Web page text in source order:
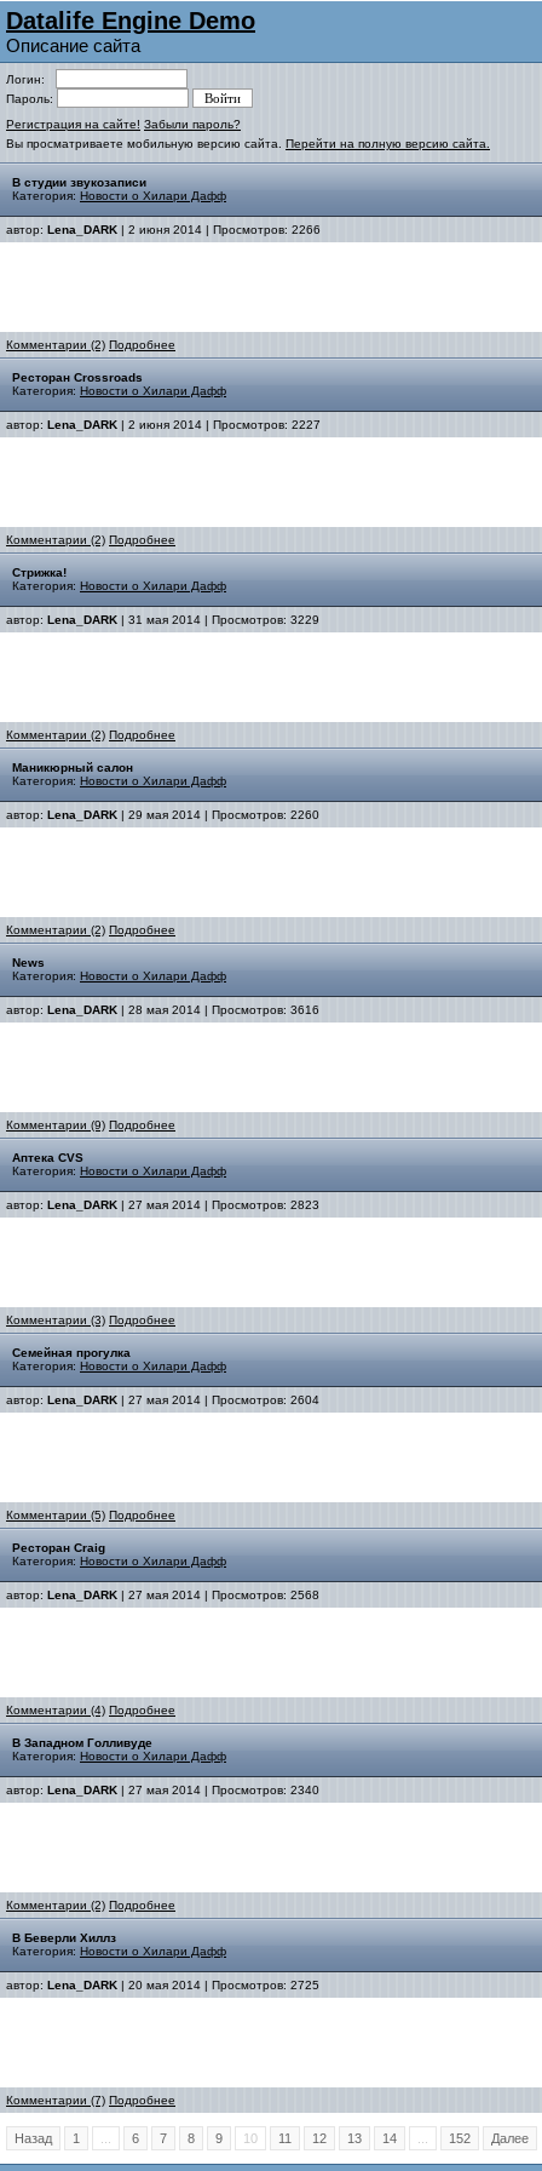
Datalife Engine Demo
Описание сайта
Логин:
Пароль:
Регистрация на сайте! Забыли пароль?
Вы просматриваете мобильную версию сайта. Перейти на полную версию сайта.
В студии звукозаписи
Категория: Новости о Хилари Дафф
автор: Lena_DARK | 2 июня 2014 | Просмотров: 2266
Комментарии (2) Подробнее
Ресторан Crossroads
Категория: Новости о Хилари Дафф
автор: Lena_DARK | 2 июня 2014 | Просмотров: 2227
Комментарии (2) Подробнее
Стрижка!
Категория: Новости о Хилари Дафф
автор: Lena_DARK | 31 мая 2014 | Просмотров: 3229
Комментарии (2) Подробнее
Маникюрный салон
Категория: Новости о Хилари Дафф
автор: Lena_DARK | 29 мая 2014 | Просмотров: 2260
Комментарии (2) Подробнее
News
Категория: Новости о Хилари Дафф
автор: Lena_DARK | 28 мая 2014 | Просмотров: 3616
Комментарии (9) Подробнее
Аптека CVS
Категория: Новости о Хилари Дафф
автор: Lena_DARK | 27 мая 2014 | Просмотров: 2823
Комментарии (3) Подробнее
Семейная прогулка
Категория: Новости о Хилари Дафф
автор: Lena_DARK | 27 мая 2014 | Просмотров: 2604
Комментарии (5) Подробнее
Ресторан Craig
Категория: Новости о Хилари Дафф
автор: Lena_DARK | 27 мая 2014 | Просмотров: 2568
Комментарии (4) Подробнее
В Западном Голливуде
Категория: Новости о Хилари Дафф
автор: Lena_DARK | 27 мая 2014 | Просмотров: 2340
Комментарии (2) Подробнее
В Беверли Хиллз
Категория: Новости о Хилари Дафф
автор: Lena_DARK | 20 мая 2014 | Просмотров: 2725
Комментарии (7) Подробнее
Назад 1 6 7 8 9 10 11 12 13 14 152 Далее